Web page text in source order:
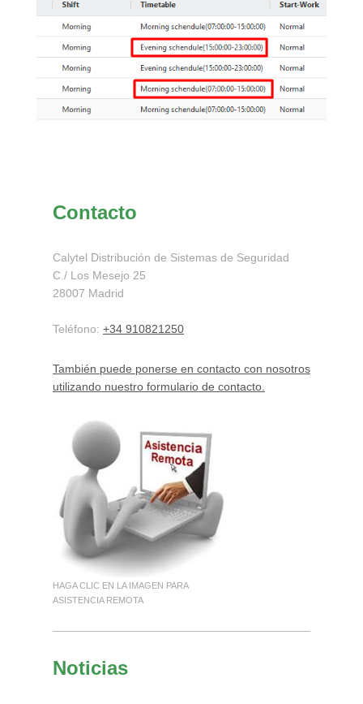
Contacto
Calytel Distribución de Sistemas de Seguridad
C./ Los Mesejo 25
28007 Madrid
Teléfono: +34 910821250
También puede ponerse en contacto con nosotros
utilizando nuestro formulario de contacto.
HAGA CLIC EN LA IMAGEN PARA
ASISTENCIA REMOTA
Noticias